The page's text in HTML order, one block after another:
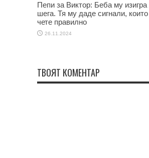
Пепи за Виктор: Беба му
шега. Тя му даде сигнали,
чете правилно
26.11.2024
ТВОЯТ КОМЕНТАР